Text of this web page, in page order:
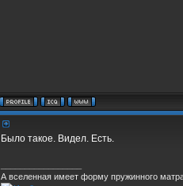
Было такое. Видел. Есть.
А вселенная имеет форму пружинного